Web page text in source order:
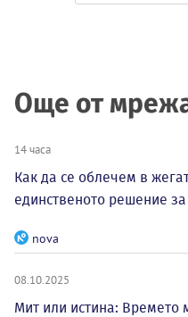
Още от
14 часа
Как да се облечем в
единственото решение
nova
08.10.2025
Мит или истина: Времето